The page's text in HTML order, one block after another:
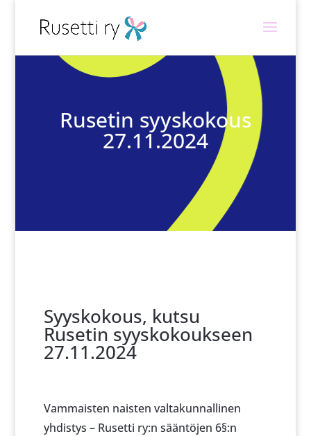
Rusetin syyskokous
27.11.2024
Syyskokous, kutsu
Rusetin syyskokoukseen
27.11.2024
Vammaisten naisten valtakunnallinen
yhdistys – Rusetti ry:n sääntöjen 6§:n